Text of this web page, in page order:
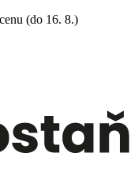
(do 16. 8.)